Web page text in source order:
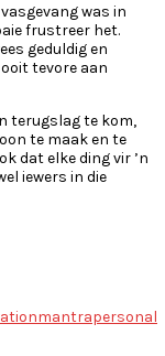
was in
frustreer het.
geduldig en
tevore aan
terugslag te kom,
te maak en te
dat elke ding vir ’n
iewers in die
mantrapersonal